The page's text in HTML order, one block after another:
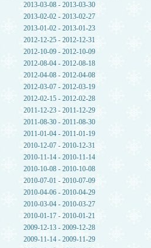
2013-03-08 - 2013-03-30
2013-02-02 - 2013-02-27
2013-01-02 - 2013-01-23
2012-12-25 - 2012-12-31
2012-10-09 - 2012-10-09
2012-08-04 - 2012-08-18
2012-04-08 - 2012-04-08
2012-03-07 - 2012-03-19
2012-02-15 - 2012-02-28
2011-12-23 - 2011-12-29
2011-08-30 - 2011-08-30
2011-01-04 - 2011-01-19
2010-12-07 - 2010-12-31
2010-11-14 - 2010-11-14
2010-10-08 - 2010-10-08
2010-07-01 - 2010-07-09
2010-04-06 - 2010-04-29
2010-03-04 - 2010-03-27
2010-01-17 - 2010-01-21
2009-12-13 - 2009-12-28
2009-11-14 - 2009-11-29